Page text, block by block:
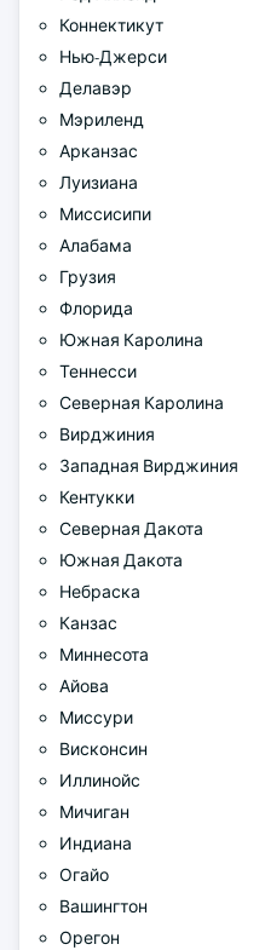
Коннектикут
Нью-Джерси
Делавэр
Мэриленд
Арканзас
Луизиана
Миссисипи
Алабама
Грузия
Флорида
Южная Каролина
Теннесси
Северная Каролина
Вирджиния
Западная Вирджиния
Кентукки
Северная Дакота
Южная Дакота
Небраска
Канзас
Миннесота
Айова
Миссури
Висконсин
Иллинойс
Мичиган
Индиана
Огайо
Вашингтон
Орегон